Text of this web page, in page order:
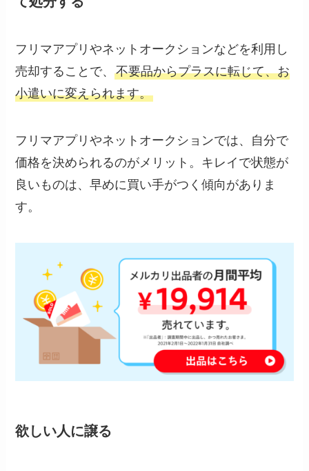
フリマアプリやネットオークションなどを利用し
売却することで、不要品からプラスに転じて、お
小遣いに変えられます。
フリマアプリやネットオークションでは、自分で
価格を決められるのがメリット。キレイで状態が
良いものは、早めに買い手がつく傾向がありま
す。
欲しい人に譲る